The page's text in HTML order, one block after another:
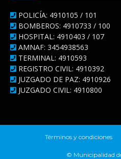
POLICÍA: 4910105 / 101
BOMBEROS: 4910733 / 100
HOSPITAL: 4910403 / 107
AMNAF: 3454938563
TERMINAL: 4910593
REGISTRO CIVIL: 4910392
JUZGADO DE PAZ: 4910926
JUZGADO CIVIL: 4910800
Términos y condiciones
© Municipalidad